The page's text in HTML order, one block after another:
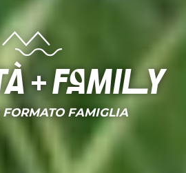
+ Family
FAMIGLIA